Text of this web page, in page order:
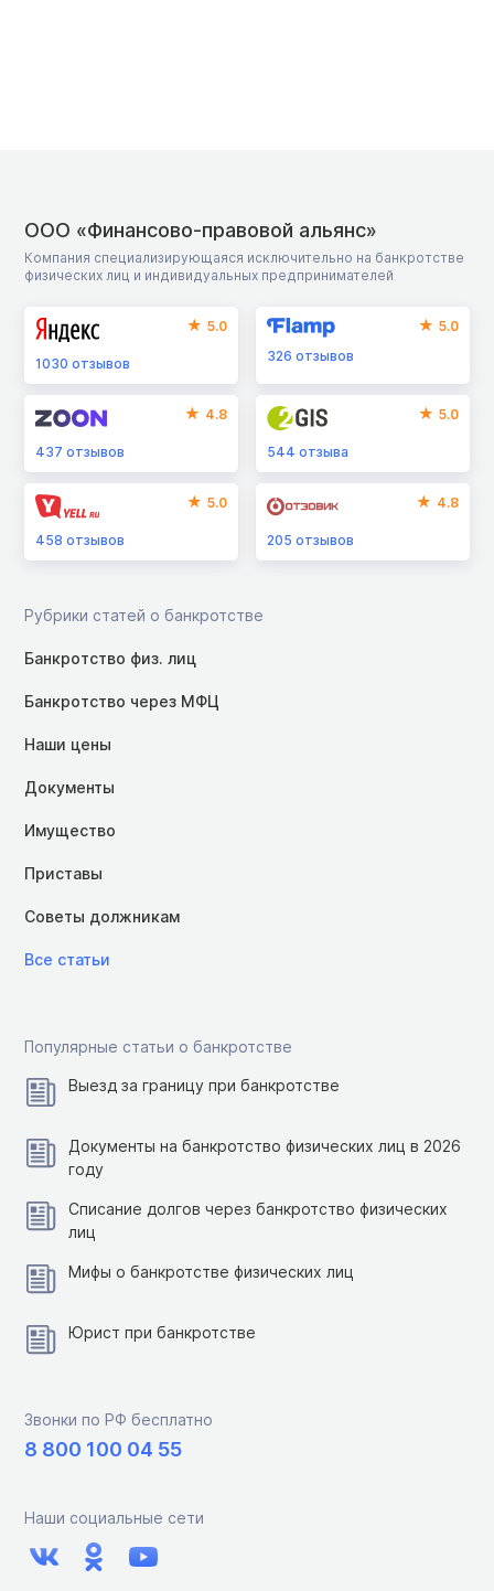
ООО «Финансово-правовой альянс»
Компания специализирующаяся исключительно на банкротстве
физических лиц и индивидуальных предпринимателей
5.0
1030 отзывов
5.0
326отзывов
4.8
437 отзывов
5.0
544отзыва
5.0
458 отзывов
4.8
205отзывов
Рубрики статей о банкротстве
Банкротство физ. лиц
Банкротство через МФЦ
Наши цены
Документы
Имущество
Приставы
Советы должникам
Все статьи
Популярные статьи о банкротстве
Выезд за границу при банкротстве
Документы на банкротство физических лиц в 2026
году
Списание долгов через банкротство физических
лиц
Мифы о банкротстве физических лиц
Юрист при банкротстве
Звонки по РФ бесплатно
8 800 100 04 55
Наши социальные сети